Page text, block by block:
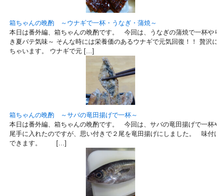
箱ちゃんの晩酌 ～ウナギで一杯・うなぎ・蒲焼～
本日は番外編、箱ちゃんの晩酌です。 今回は、うなぎの蒲焼で一杯や
き夏バテ気味～ そんな時には栄養価のあるウナギで元気回復！！ 贅沢
ちゃいます。 ウナギで元 […]
箱ちゃんの晩酌 ～サバの竜田揚げで一杯～
本日は番外編、箱ちゃんの晩酌です。 今回は、サバの竜田揚げで一杯
尾手に入れたのですが、思い付きで２尾を竜田揚げにしました。 味付
できます。 […]